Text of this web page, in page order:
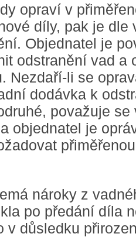
opraví v
díly, pak je dle
Objednatel je
odstranění vad a
Nezdaří-li se
dodávka k
považuje se
objednatel je
nároky z
po předání díla
v důsledku